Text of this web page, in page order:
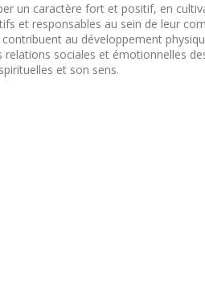
un caractère fort et positif, en
et responsables au sein de leur
au développement
sociales et émotionnelles
et son sens.